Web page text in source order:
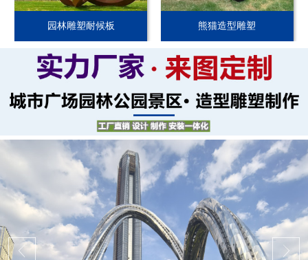
园林雕塑耐候板 熊猫造型雕塑